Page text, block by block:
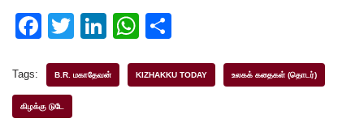
F
c
e
T
tt
Li
k
W
at ar
Tags: B.R. மகாதேவன் KIZHAKKU TODAY உலகக் கதைகள் (தொடர்)
கிழக்கு டுடே